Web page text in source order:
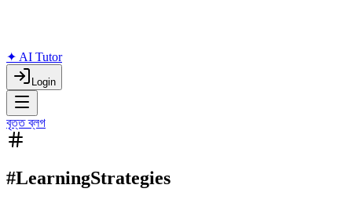
✦ AI Tutor
Login
বৃত্ত ব্লগ
#LearningStrategies